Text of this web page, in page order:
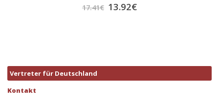
17.41€ 13.92€
Vertreter für Deutschland
Kontakt